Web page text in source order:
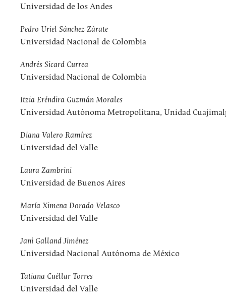
Universidad de los Andes
Pedro Uriel Sánchez Zárate
Universidad Nacional de Colombia
Andrés Sicard Currea
Universidad Nacional de Colombia
Itzia Eréndira Guzmán Morales
Universidad Autónoma Metropolitana, Unidad
Diana Valero Ramírez
Universidad del Valle
Laura Zambrini
Universidad de Buenos Aires
María Ximena Dorado Velasco
Universidad del Valle
Jani Galland Jiménez
Universidad Nacional Autónoma de México
Tatiana Cuéllar Torres
Universidad del Valle